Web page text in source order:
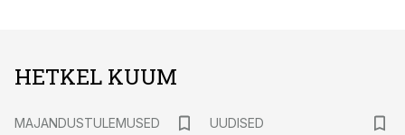
HETKEL KUUM
MAJANDUSTULEMUSED
UUDISED